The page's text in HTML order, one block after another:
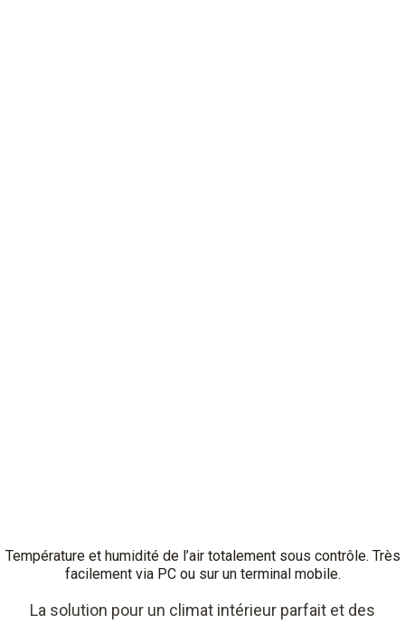
Température et humidité de l’air totalement sous contrôle. Très
facilement via PC ou sur un terminal mobile.
La solution pour un climat intérieur parfait et des